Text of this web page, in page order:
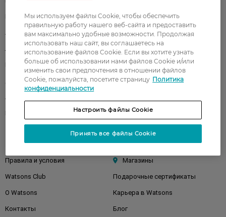
Парфюмерия Здоровье
Акции Макияж
Лицо Тело
Подарки Детям
Волосы
Аксессуары
Клиентам
Правила и условия Магазины
Watsons Club Подарочные сертификаты
О Watsons Карьера в Watsons
Контакты Блог
Мы используем файлы Cookie, чтобы обеспечить
правильную работу нашего веб-сайта и предоставить
вам максимально удобные возможности. Продолжая
использовать наш сайт, вы соглашаетесь на
использование файлов Cookie. Если вы хотите узнать
больше об использовании нами файлов Cookie и/или
изменить свои предпочтения в отношении файлов
Cookie, пожалуйста, посетите страницу Политика
конфиденциальности
Настроить файлы Cookie
Принять все файлы Cookie